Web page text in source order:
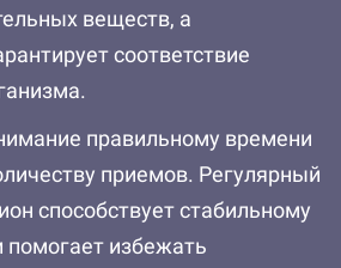
веществ, а
соответствие
правильному времени
приемов. Регулярный
способствует стабильному
помогает избежать